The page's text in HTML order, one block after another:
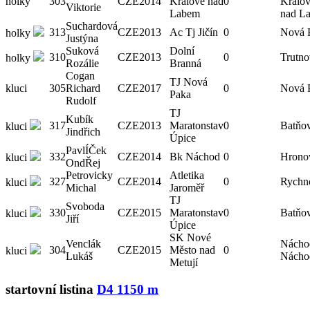
Viktorie
Labem
nad
holky
313
Suchardová
Justýna
CZE2013 Ac Tj Jičín 0 Nová
holky 310
Suková
Rozálie
CZE2013
Dolní
Branná
0
kluci 305
Cogan
Richard
Rudolf
CZE2017
TJ Nová
Paka
0 Nová
kluci 317
Kubík
Jindřich
CZE2013
TJ
Maratonstav
Úpice
0
kluci 332
PavlÍČek
OndŘej
CZE2014 Bk Náchod 0
kluci 327
Petrovicky
Michal
CZE2014
Atletika
Jaroměř
0
kluci 330
Svoboda
Jiří
CZE2015
TJ
Maratonstav
Úpice
0
kluci 304
Venclák
Lukáš
CZE2015
SK Nové
Město nad
Metují
0
startovní listina D4 1150 m